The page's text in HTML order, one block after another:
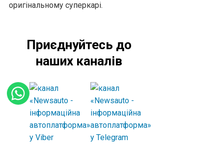
оригінальному суперкарі.
Приєднуйтесь до
наших каналів